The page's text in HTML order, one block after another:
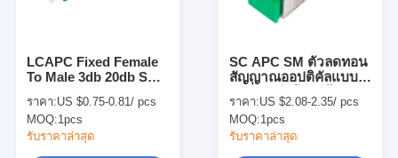
LCAPC Fixed Female
To Male 3db 20db SM
ไฟเบอร์ออปติกมาตร
ฐาน
ราคา:US $0.75-0.81/ pcs
MOQ:1pcs
รับราคาล่าสุด
SC APC SM ตัวลดทอน
สัญญาณออปติคัลแบบ
Attenuaton Precision
ราคา:US $2.08-2.35/ pcs
MOQ:1pcs
รับราคาล่าสุด